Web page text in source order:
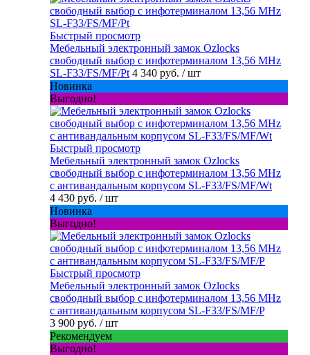
Быстрый просмотр
Мебельный электронный замок Ozlocks
свободный выбор с инфотерминалом 13,56 MHz
SL-F33/FS/MF/Pt 4 340 руб. / шт
Новинка
Выгодно!
Быстрый просмотр
Мебельный электронный замок Ozlocks
свободный выбор с инфотерминалом 13,56 MHz
с антивандальным корпусом SL-F33/FS/MF/Wt
4 430 руб. / шт
Новинка
Выгодно!
Быстрый просмотр
Мебельный электронный замок Ozlocks
свободный выбор с инфотерминалом 13,56 MHz
с антивандальным корпусом SL-F33/FS/MF/P
3 900 руб. / шт
Рекомендуем
Выгодно!